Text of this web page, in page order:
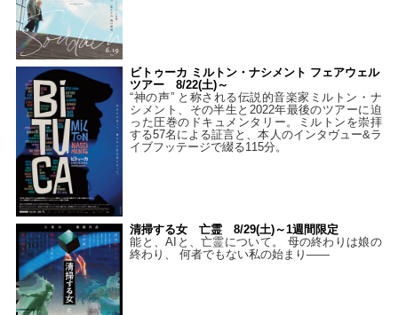
ビトゥーカ ミルトン・ナシメント フェアウェル
ツアー 8/22(土)～
“神の声” と称される伝説的音楽家ミルトン・ナ
シメント、その半生と2022年最後のツアーに迫
った圧巻のドキュメンタリー。ミルトンを崇拝
する57名による証言と、本人のインタヴュー&ラ
イブフッテージで綴る115分。
清掃する女 亡霊 8/29(土)～1週間限定
能と、AIと、亡霊について。 母の終わりは娘の
終わり、 何者でもない私の始まり――